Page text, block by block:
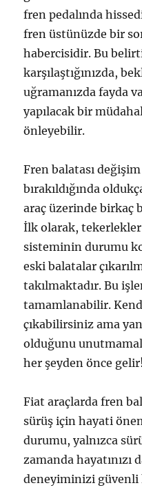
fren pedalında
fren üstünüzde bir
habercisidir. Bu
karşılaştığınızda,
uğramanızda fayda
yapılacak bir
önleyebilir.
Fren balatası
bırakıldığında
araç üzerinde birkaç
İlk olarak,
sisteminin durumu
eski balatalar
takılmaktadır. Bu
tamamlanabilir.
çıkabilirsiniz ama
olduğunu
her şeyden önce gelir!
Fiat araçlarda fren
sürüş için hayati
durumu, yalnızca
zamanda hayatınızı
deneyiminizi